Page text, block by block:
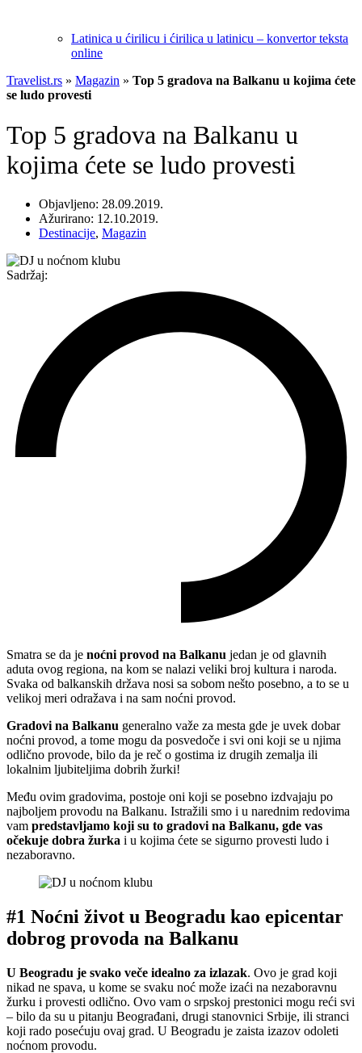
Latinica u ćirilicu i ćirilica u latinicu – konvertor teksta
online
Travelist.rs » Magazin » Top 5 gradova na Balkanu u kojima ćete
se ludo provesti
Top 5 gradova na Balkanu u
kojima ćete se ludo provesti
Objavljeno: 28.09.2019.
Ažurirano: 12.10.2019.
Destinacije, Magazin
Sadržaj:
Smatra se da je noćni provod na Balkanu jedan je od glavnih
aduta ovog regiona, na kom se nalazi veliki broj kultura i naroda.
Svaka od balkanskih država nosi sa sobom nešto posebno, a to se u
velikoj meri odražava i na sam noćni provod.
Gradovi na Balkanu generalno važe za mesta gde je uvek dobar
noćni provod, a tome mogu da posvedoče i svi oni koji se u njima
odlično provode, bilo da je reč o gostima iz drugih zemalja ili
lokalnim ljubiteljima dobrih žurki!
Među ovim gradovima, postoje oni koji se posebno izdvajaju po
najboljem provodu na Balkanu. Istražili smo i u narednim redovima
vam predstavljamo koji su to gradovi na Balkanu, gde vas
očekuje dobra žurka i u kojima ćete se sigurno provesti ludo i
nezaboravno.
#1 Noćni život u Beogradu kao epicentar
dobrog provoda na Balkanu
U Beogradu je svako veče idealno za izlazak. Ovo je grad koji
nikad ne spava, u kome se svaku noć može izaći na nezaboravnu
žurku i provesti odlično. Ovo vam o srpskoj prestonici mogu reći svi
– bilo da su u pitanju Beograđani, drugi stanovnici Srbije, ili stranci
koji rado posećuju ovaj grad. U Beogradu je zaista izazov odoleti
noćnom provodu.